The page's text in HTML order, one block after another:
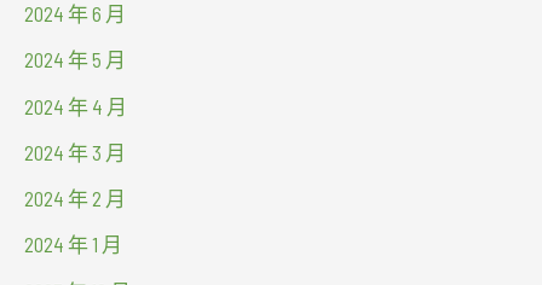
2024 年 6 月
2024 年 5 月
2024 年 4 月
2024 年 3 月
2024 年 2 月
2024 年 1 月